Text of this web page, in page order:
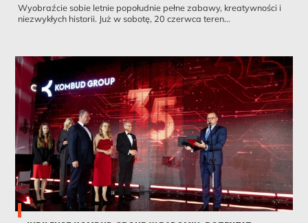
Wyobraźcie sobie letnie popołudnie pełne zabawy, kreatywności i
niezwykłych historii. Już w sobotę, 20 czerwca teren...